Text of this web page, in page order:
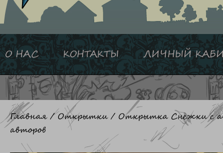
О НАС КОНТАКТЫ ЛИЧНЫЙ
Главная/Открытки/ Открытка Снежки с
авторов